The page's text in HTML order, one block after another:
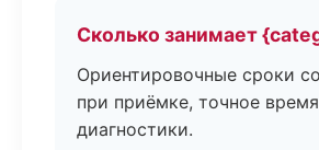
Сколько занимает
Ориентировочные сроки
при приёмке, точное
диагностики.